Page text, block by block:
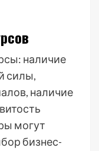
наличие
силы,
наличие
могут
бизнес-